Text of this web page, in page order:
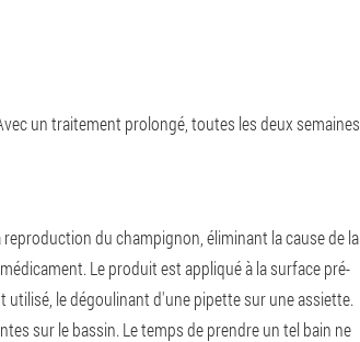
un traitement prolongé, toutes les deux semaines,
du champignon, éliminant la cause de la
Le produit est appliqué à la surface pré-
le dégoulinant d'une pipette sur une assiette.
sur le bassin. Le temps de prendre un tel bain ne